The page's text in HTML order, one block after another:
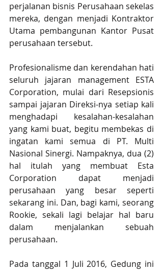
perjalanan bisnis Perusahaan sekelas
mereka, dengan menjadi Kontraktor
Utama pembangunan Kantor Pusat
perusahaan tersebut.
Profesionalisme dan kerendahan hati
seluruh jajaran management ESTA
Corporation, mulai dari Resepsionis
sampai jajaran Direksi-nya setiap kali
menghadapi kesalahan-kesalahan
yang kami buat, begitu membekas di
ingatan kami semua di PT. Multi
Nasional Sinergi. Nampaknya, dua (2)
hal itulah yang membuat Esta
Corporation dapat menjadi
perusahaan yang besar seperti
sekarang ini. Dan, bagi kami, seorang
Rookie, sekali lagi belajar hal baru
dalam menjalankan sebuah
perusahaan.
Pada tanggal 1 Juli 2016, Gedung ini